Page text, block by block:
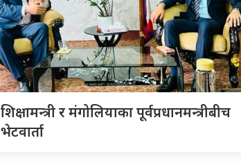
शिक्षामन्त्री र मंगोलियाका पूर्वप्रधानमन्त्रीबीच
भेटवार्ता